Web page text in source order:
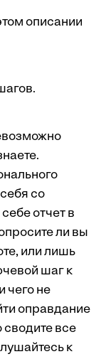
описании
со
отчет в
ли вы
или лишь
шаг к
чего не
оправдание
все
к